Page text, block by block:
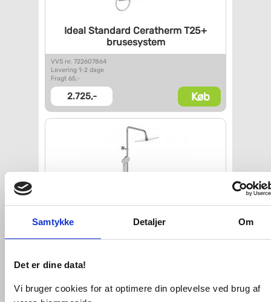
Samtykke Detaljer Om
Det er dine data!
Vi bruger cookies for at optimere din oplevelse ved brug af
Ideal Standard Ceratherm T25+
brusesystem
VVS nr. 722607864
Levering 1-2 dage
Fragt 65,-
2.725,- Køb
komplet brusesystem Ø200 -
Levering 5-10 dage